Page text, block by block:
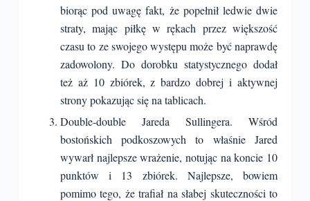
biorąc pod uwagę fakt, że popełnił ledwie dwie
straty, mając piłkę w rękach przez większość
czasu to ze swojego występu może być naprawdę
zadowolony. Do dorobku statystycznego dodał
też aż 10 zbiórek, z bardzo dobrej i aktywnej
strony pokazując się na tablicach.
Double-double Jareda Sullingera. Wśród
bostońskich podkoszowych to właśnie Jared
wywarł najlepsze wrażenie, notując na koncie 10
punktów i 13 zbiórek. Najlepsze, bowiem
pomimo tego, że trafiał na słabej skuteczności to